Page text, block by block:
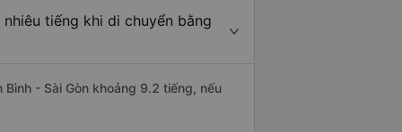
tiếng khi di chuyển bằng
- Sài Gòn khoảng 9.2 tiếng, nếu